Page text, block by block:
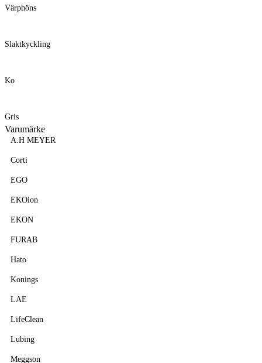
Värphöns
Slaktkyckling
Ko
Gris
Varumärke
A.H MEYER
Corti
EGO
EKOion
EKON
FURAB
Hato
Konings
LAE
LifeClean
Lubing
Meggson